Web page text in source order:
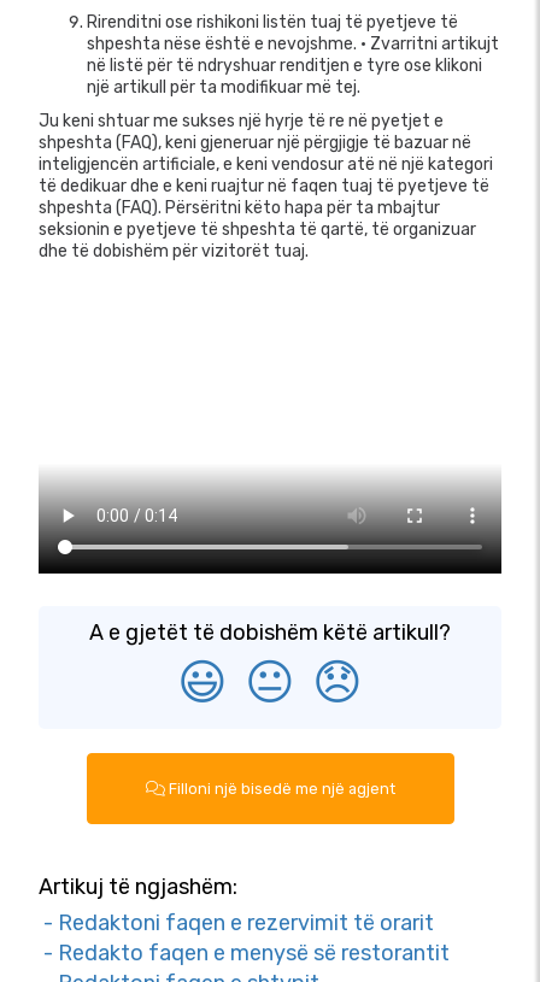
Rirenditni ose rishikoni listën tuaj të pyetjeve të
shpeshta nëse është e nevojshme. • Zvarritni artikujt
në listë për të ndryshuar renditjen e tyre ose klikoni
një artikull për ta modifikuar më tej.
Ju keni shtuar me sukses një hyrje të re në pyetjet e
shpeshta (FAQ), keni gjeneruar një përgjigje të bazuar në
inteligjencën artificiale, e keni vendosur atë në një kategori
të dedikuar dhe e keni ruajtur në faqen tuaj të pyetjeve të
shpeshta (FAQ). Përsëritni këto hapa për ta mbajtur
seksionin e pyetjeve të shpeshta të qartë, të organizuar
dhe të dobishëm për vizitorët tuaj.
A e gjetët të dobishëm këtë artikull?
😃 😐 😞
Filloni një bisedë me një agjent
Artikuj të ngjashëm:
- Redaktoni faqen e rezervimit të orarit
- Redakto faqen e menysë së restorantit